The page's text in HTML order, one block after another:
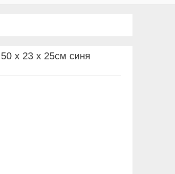
x 23 x 25см синя